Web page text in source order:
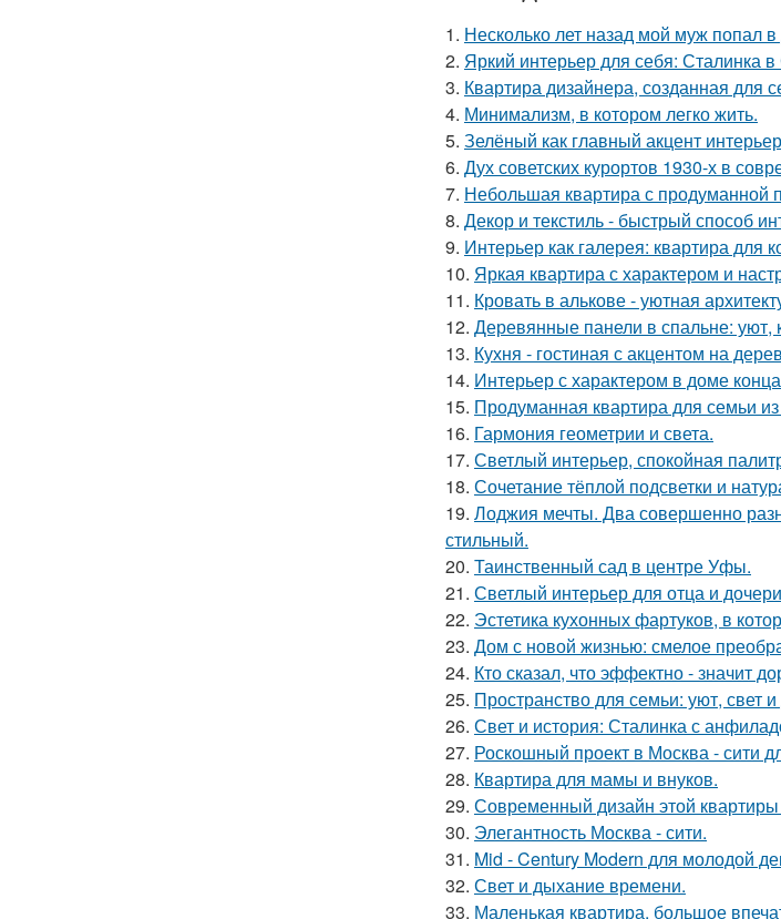
1. Несколько лет назад мой муж попал
2. Яркий интерьер для себя: Сталинка
3. Квартира дизайнера, созданная для
4. Минимализм, в котором легко жить.
5. Зелёный как главный акцент
6. Дух советских курортов 1930-х в
7. Небольшая квартира с продуманной
8. Декор и текстиль - быстрый способ
9. Интерьер как галерея: квартира для
10. Яркая квартира с характером и
11. Кровать в алькове - уютная
12. Деревянные панели в спальне: уют,
13. Кухня - гостиная с акцентом на
14. Интерьер с характером в доме
15. Продуманная квартира для семьи
16. Гармония геометрии и света.
17. Светлый интерьер, спокойная
18. Сочетание тёплой подсветки и
19. Лоджия мечты. Два совершенно
стильный.
20. Таинственный сад в центре Уфы.
21. Светлый интерьер для отца и дочери
22. Эстетика кухонных фартуков, в
23. Дом с новой жизнью: смелое
24. Кто сказал, что эффектно - значит
25. Пространство для семьи: уют, свет
26. Свет и история: Сталинка с
27. Роскошный проект в Москва - сити
28. Квартира для мамы и внуков.
29. Современный дизайн этой
30. Элегантность Москва - сити.
31. Mid - Century Modern для молодой
32. Свет и дыхание времени.
33. Маленькая квартира, большое